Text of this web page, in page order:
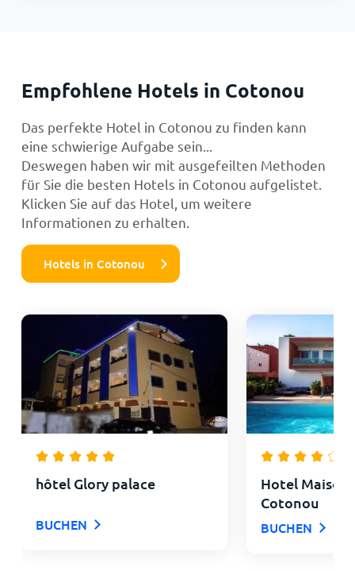
Empfohlene Hotels in Cotonou
Das perfekte Hotel in Cotonou zu finden kann
eine schwierige Aufgabe sein...
Deswegen haben wir mit ausgefeilten Methoden
für Sie die besten Hotels in Cotonou aufgelistet.
Klicken Sie auf das Hotel, um weitere
Informationen zu erhalten.
Hotels in Cotonou
hôtel Glory palace
BUCHEN
Hotel Maison
Cotonou
BUCHEN